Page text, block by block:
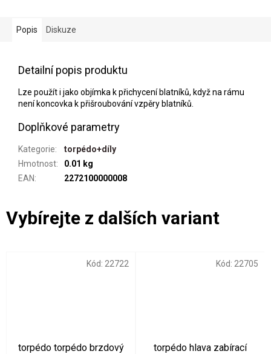
Popis Diskuze
Detailní popis produktu
Lze použít i jako objímka k přichycení blatníků, když na rámu
není koncovka k přišroubování vzpěry blatníků.
Doplňkové parametry
Kategorie:
torpédo+díly
Hmotnost:
0.01 kg
EAN: 2272100000008
torpédo torpédo brzdový
Kód: 22722
torpédo hlava zabírací
Kód: 22705